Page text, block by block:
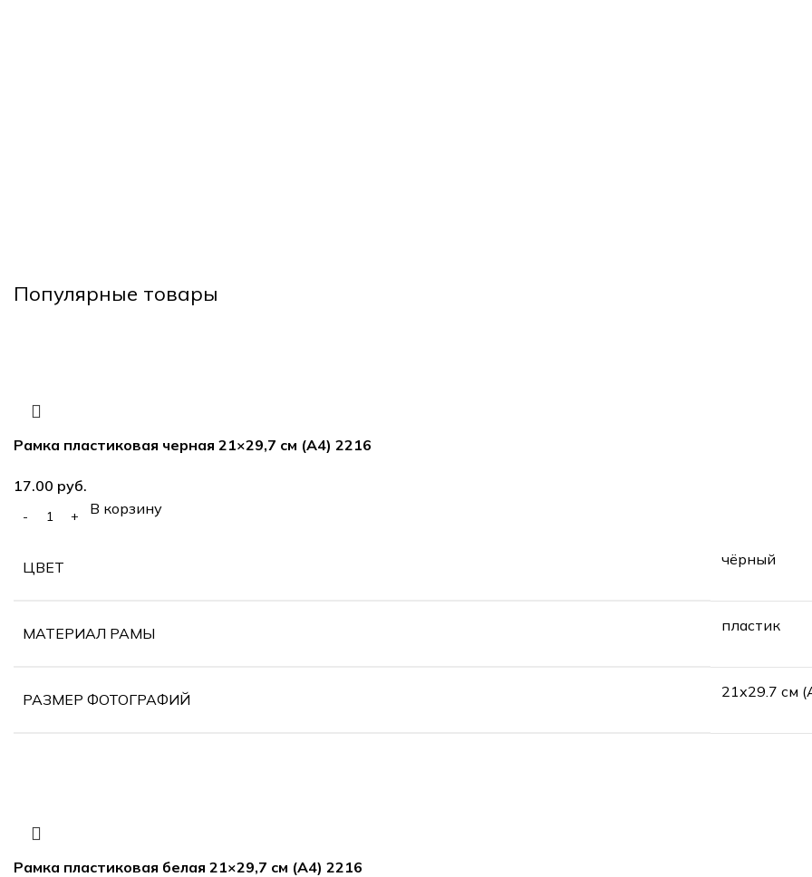
Популярные товары
Рамка пластиковая черная 21×29,7 см (А4) 2216
руб.
В корзину
ЦВЕТ чёрный
МАТЕРИАЛ РАМЫ пластик
РАЗМЕР ФОТОГРАФИЙ 21х29.7 см
Рамка пластиковая белая 21×29,7 см (А4) 2216